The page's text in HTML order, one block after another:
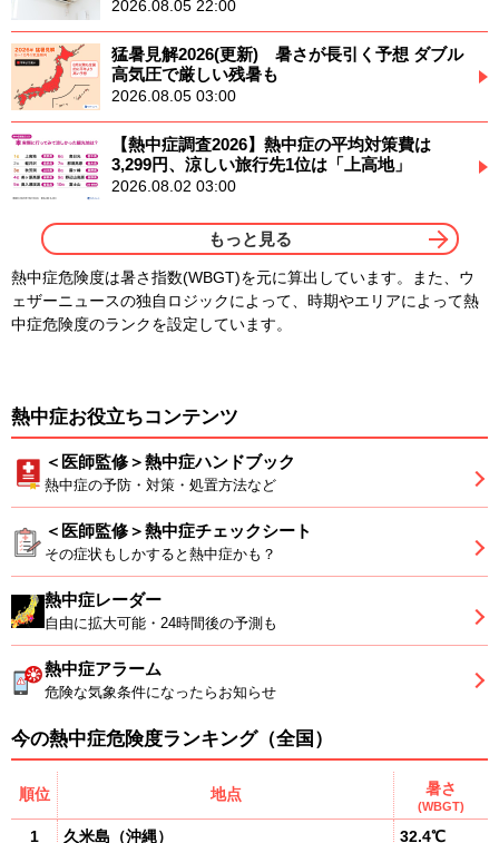
2026.08.05 22:00
猛暑見解2026(更新) 暑さが長引く予想 ダブル
高気圧で厳しい残暑も
2026.08.05 03:00
【熱中症調査2026】熱中症の平均対策費は
3,299円、涼しい旅行先1位は「上高地」
2026.08.02 03:00
もっと見る
熱中症危険度は暑さ指数(WBGT)を元に算出しています。また、ウ
ェザーニュースの独自ロジックによって、時期やエリアによって熱
中症危険度のランクを設定しています。
熱中症お役立ちコンテンツ
＜医師監修＞熱中症ハンドブック
熱中症の予防・対策・処置方法など
＜医師監修＞熱中症チェックシート
その症状もしかすると熱中症かも？
熱中症レーダー
自由に拡大可能・24時間後の予測も
熱中症アラーム
危険な気象条件になったらお知らせ
今の熱中症危険度ランキング（全国）
順位 地点 暑さ
(WBGT)
1 久米島 （沖縄） 32.4℃